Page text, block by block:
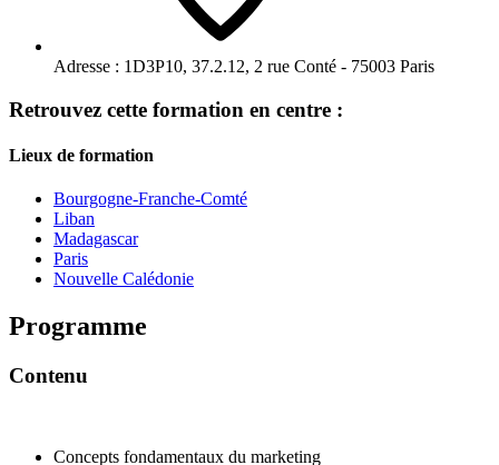
Adresse : 1D3P10, 37.2.12, 2 rue Conté - 75003 Paris
Retrouvez cette formation en centre :
Lieux de formation
Bourgogne-Franche-Comté
Liban
Madagascar
Paris
Nouvelle Calédonie
Programme
Contenu
Concepts fondamentaux du marketing